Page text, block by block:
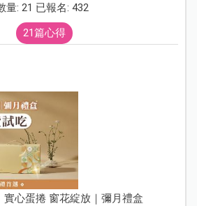
量: 21 已報名: 432
21篇心得
實心蛋捲 窗花綻放｜彌月禮盒